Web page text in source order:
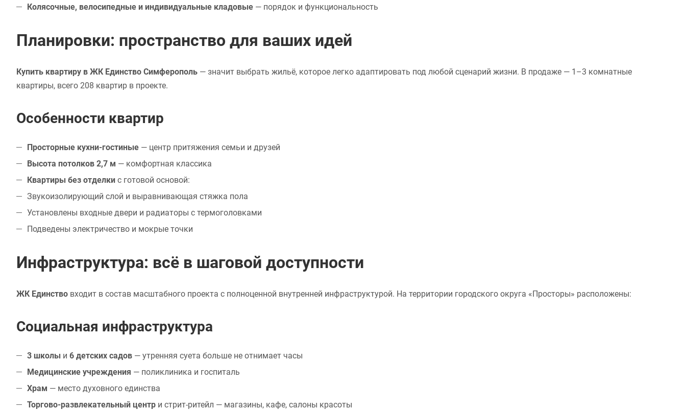
Колясочные, велосипедные и индивидуальные кладовые — порядок и функциональность
Планировки: пространство для ваших идей
Купить квартиру в ЖК Единство Симферополь — значит выбрать жильё, которое легко адаптировать под любой сценарий жизни. В продаже — 1–3 комнатные
квартиры, всего 208 квартир в проекте.
Особенности квартир
Просторные кухни-гостиные — центр притяжения семьи и друзей
Высота потолков 2,7 м — комфортная классика
Квартиры без отделки с готовой основой:
Звукоизолирующий слой и выравнивающая стяжка пола
Установлены входные двери и радиаторы с термоголовками
Подведены электричество и мокрые точки
Инфраструктура: всё в шаговой доступности
ЖК Единство входит в состав масштабного проекта с полноценной внутренней инфраструктурой. На территории городского округа «Просторы» расположены:
Социальная инфраструктура
3 школы и 6 детских садов — утренняя суета больше не отнимает часы
Медицинские учреждения — поликлиника и госпиталь
Храм — место духовного единства
Торгово-развлекательный центр и стрит-ритейл — магазины, кафе, салоны красоты